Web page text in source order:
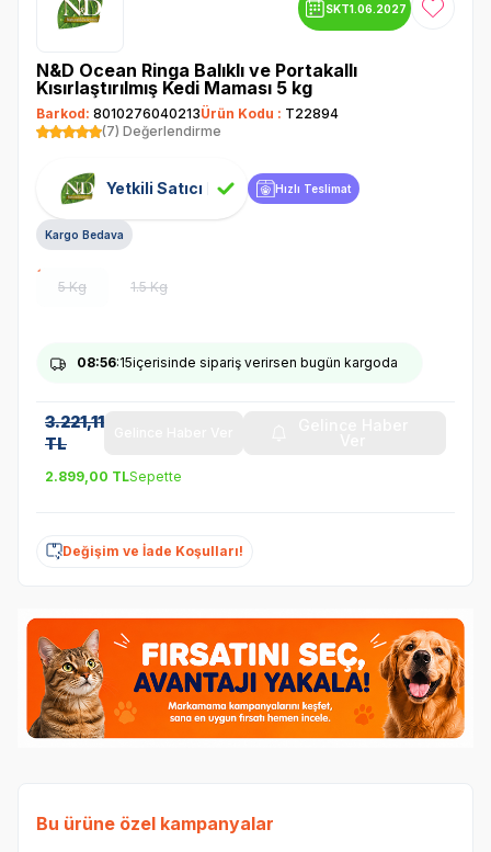
SKT1.06.2027 Favoriye
N&D Ocean Ringa Balıklı ve Portakallı
Kısırlaştırılmış Kedi Maması 5 kg
Barkod: 8010276040213Ürün Kodu : T22894
(7) Değerlendirme
Yetkili Satıcı Hızlı Teslimat
Kargo Bedava
5 Kg 1.5 Kg
08:56:14içerisinde sipariş verirsen bugün kargoda
3.221,11
TL
2.899,00 TLSepette
Değişim ve İade Koşulları!
Bu ürüne özel kampanyalar